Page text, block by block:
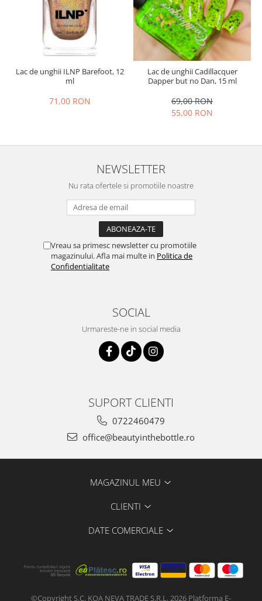
Lac de unghii ILNP Barefoot, 12
ml
71,00 RON
Lac de unghii Cadillacquer
Dapper but no Dan, 15 ml
69,00 RON
55,00 RON
NEWSLETTER
Nu rata ofertele si promotiile noastre
Vreau sa primesc newsletter cu promotiile
magazinului. Afla mai multe in Politica de
Confidentialitate
SOCIAL
Urmareste-ne in social media
SUPORT CLIENTI
0722460479
office@beautyinthebottle.ro
MAGAZINUL MEU
CLIENTI
DATE COMERCIALE
©Copyright S.C. KOA NEVA TRADE S.R.L. 2026 Platforma E-